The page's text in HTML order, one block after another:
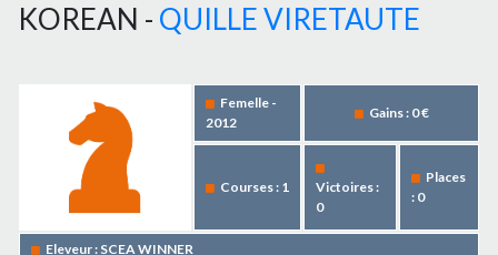
KOREAN - QUILLE VIRETAUTE
Femelle -
2012
Gains : 0 €
Courses : 1
Victoires :
0
Places
: 0
Eleveur : SCEA WINNER